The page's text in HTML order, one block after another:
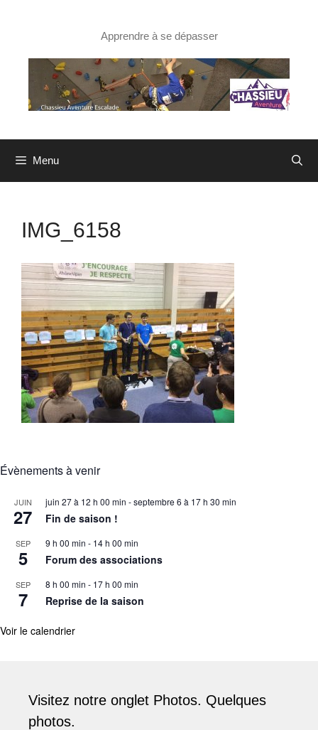
Apprendre à se dépasser
Menu
IMG_6158
Évènements à venir
JUIN
27
juin 27 à 12 h 00 min -septembre 6 à 17 h 30 min
Fin de saison !
SEP
5
9 h 00 min - 14 h 00 min
Forum des associations
SEP
7
8 h 00 min - 17 h 00 min
Reprise de la saison
Voir le calendrier
Visitez notre onglet Photos. Quelques
photos.